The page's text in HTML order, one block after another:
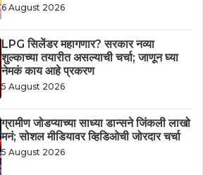
6 August 2026
LPG सिलेंडर महागणार? सरकार नव्या
शुल्काच्या तयारीत असल्याची चर्चा; जाणून घ्या
नेमकं काय आहे प्रकरण
5 August 2026
ग्रामीण जोडप्याच्या साध्या डान्सने जिंकली लाखो
मनं; सोशल मीडियावर व्हिडिओची जोरदार चर्चा
5 August 2026